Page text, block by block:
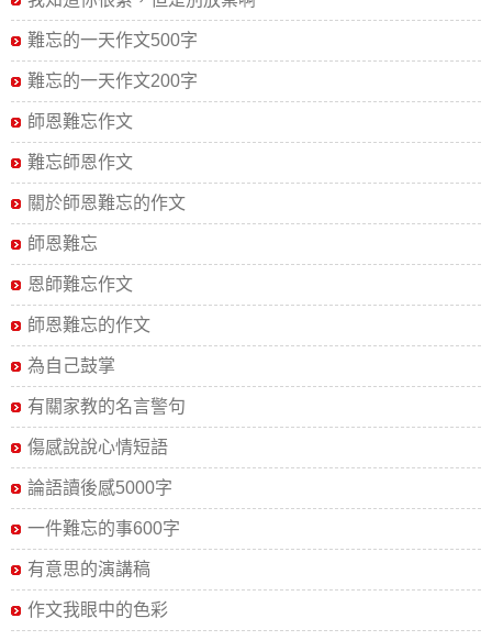
難忘的一天作文500字
難忘的一天作文200字
師恩難忘作文
難忘師恩作文
關於師恩難忘的作文
師恩難忘
恩師難忘作文
師恩難忘的作文
為自己鼓掌
有關家教的名言警句
傷感說說心情短語
論語讀後感5000字
一件難忘的事600字
有意思的演講稿
作文我眼中的色彩